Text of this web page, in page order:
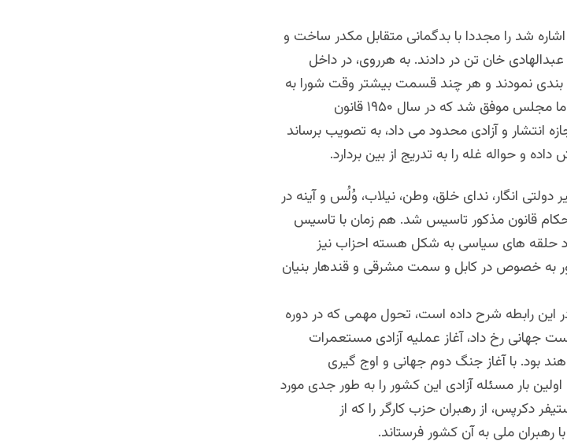
شد را مجددا با بدگمانی متقابل مکدر ساخت و
خان تن در دادند. به هرروی، در داخل
نمودند و هر چند قسمت بیشتر وقت شورا به
کشمکش در بین سه گروه سپری شد؛ اما مجلس موفق شد که در سال ۱۹۵۰ قانون
انتشار و آزادی محدود می داد، به تصویب برساند
و حواله غله را به تدریج از بین بردارد.
دولتی انگار، ندای خلق، وطن، نیلاب، وُلُس و آینه در
قانون مذکور تاسیس شد. هم زمان با تاسیس
حلقه های سیاسی به شکل هسته احزاب نیز
به خصوص در کابل و سمت مشرقی و قندهار بنیان
این رابطه شرح داده است، تحول مهمی که در دوره
رخ داد، آغاز عملیه آزادی مستعمرات
بود. با آغاز جنگ دوم جهانی و اوج گیری
بار مسئله آزادی این کشور را به طور جدی مورد
دادند و در سال ۱۹۴۲ سِر استیفر دکرپس، از رهبران حزب کارگر را که از
رهبران ملی به آن کشور فرستاند.